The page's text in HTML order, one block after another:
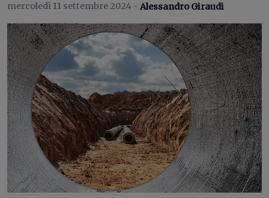
mercoledì 11 settembre 2024 - Alessandro Giraudi